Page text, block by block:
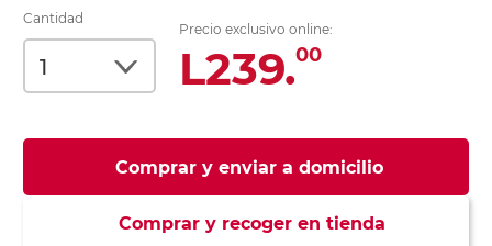
Cantidad
Precio exclusivo online:
L239.00
Comprar y enviar a domicilio
Comprar y recoger en tienda